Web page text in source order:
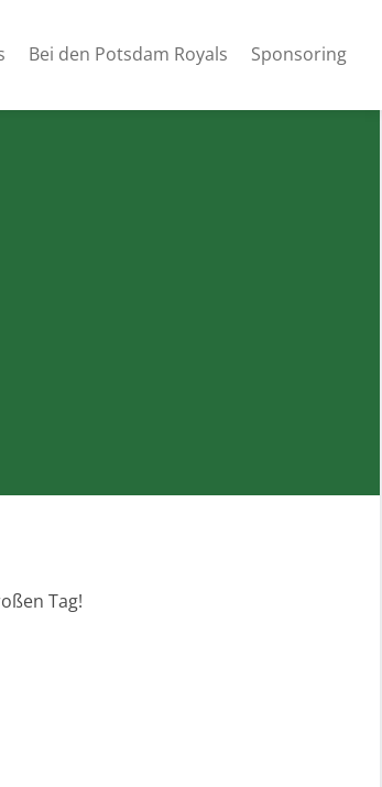
Bei den Potsdam Royals Sponsoring
Tag!